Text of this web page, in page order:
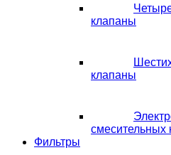
клапаны
клапаны
смесительных
Фильтры